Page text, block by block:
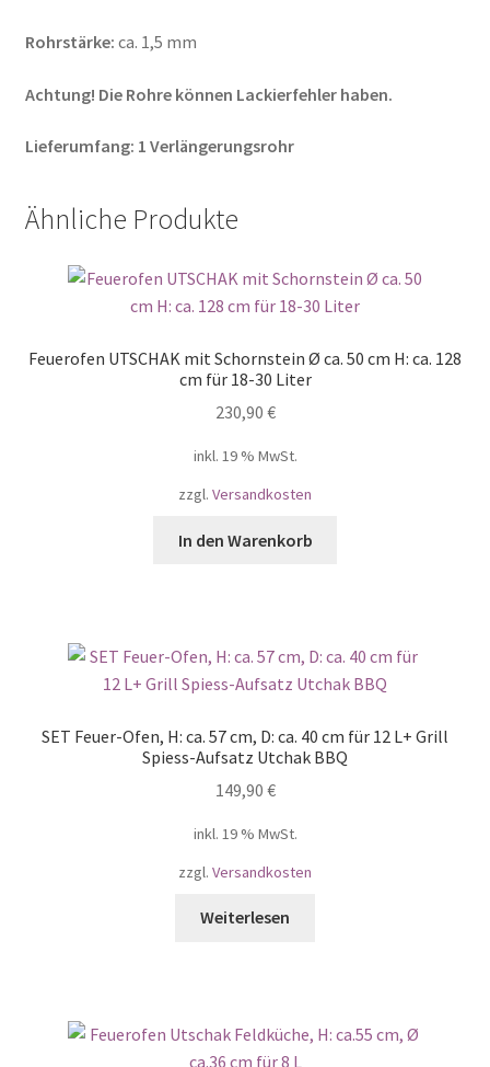
Rohrstärke: ca. 1,5 mm
Achtung! Die Rohre können Lackierfehler haben.
Lieferumfang: 1 Verlängerungsrohr
Ähnliche Produkte
Feuerofen UTSCHAK mit Schornstein Ø ca. 50 cm H: ca. 128
cm für 18-30 Liter
230,90 €
inkl. 19 % MwSt.
zzgl. Versandkosten
In den Warenkorb
SET Feuer-Ofen, H: ca. 57 cm, D: ca. 40 cm für 12 L+ Grill
Spiess-Aufsatz Utchak BBQ
149,90 €
inkl. 19 % MwSt.
zzgl. Versandkosten
Weiterlesen